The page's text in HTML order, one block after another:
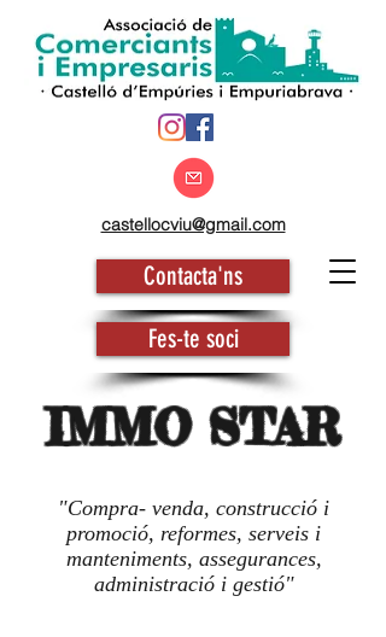
castellocviu@gmail.com
Contacta'ns
Fes-te soci
IMMO STAR
"Compra- venda, construcció i
promoció, reformes, serveis i
manteniments, assegurances,
administració i gestió"